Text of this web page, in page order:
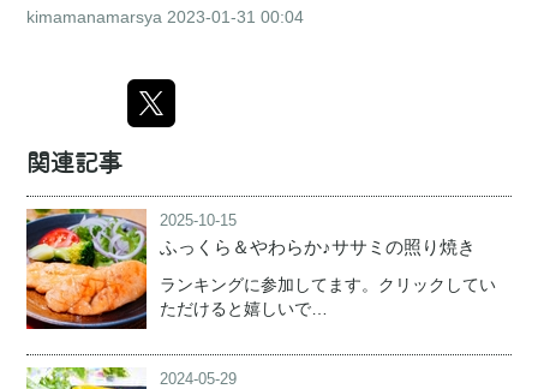
kimamanamarsya 2023-01-31 00:04
関連記事
2025-10-15
ふっくら＆やわらか♪ササミの照り焼き
ランキングに参加してます。クリックしてい
ただけると嬉しいで…
2024-05-29